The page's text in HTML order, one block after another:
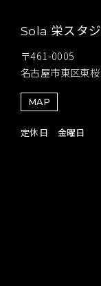
Sola 栄スタ
〒461-0005
名古屋市東区東
MAP
定休日 金曜日